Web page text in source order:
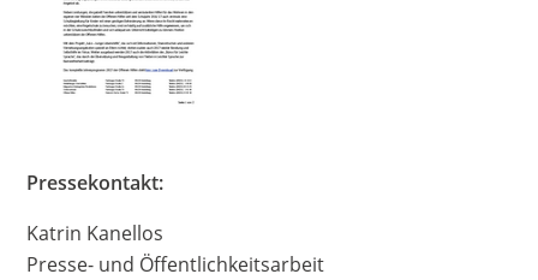
Pressekontakt:
Katrin Kanellos
Presse- und Öffentlichkeitsarbeit